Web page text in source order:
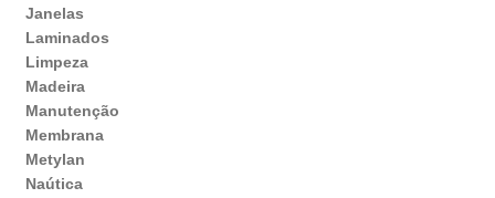
Janelas
Laminados
Limpeza
Madeira
Manutenção
Membrana
Metylan
Naútica